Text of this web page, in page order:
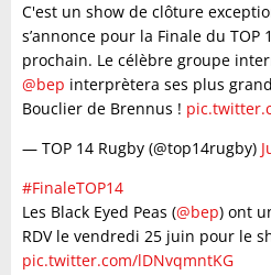
C'est un show de clôture
s’annonce pour la Finale du
prochain. Le célèbre groupe
@bep interprètera ses plus
Bouclier de Brennus !
— TOP 14 Rugby (@top14rugby)
#FinaleTOP14
Les Black Eyed Peas (@bep) ont
RDV le vendredi 25 juin pour le
pic.twitter.com/lDNvqmntKG